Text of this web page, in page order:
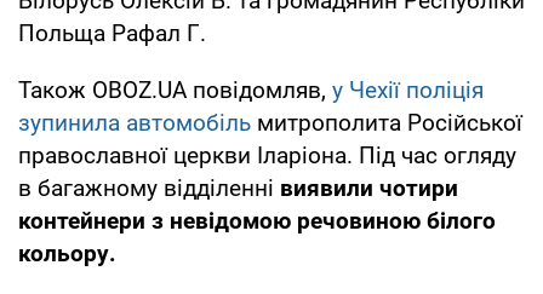
Польща Рафал Г.
Також OBOZ.UA повідомляв, у Чехії поліція
зупинила автомобіль митрополита Російської
православної церкви Іларіона. Під час огляду
в багажному відділенні виявили чотири
контейнери з невідомою речовиною білого
кольору.